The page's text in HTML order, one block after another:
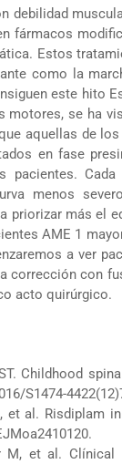
debilidad
fármacos
Estos
como la
este hito
se ha
aquellas de
en fase
menos
priorizar más el
AME 1
a ver
corrección con
acto quirúrgico.
Childhood
S1474-
et al. Risdiplam
M, et al.